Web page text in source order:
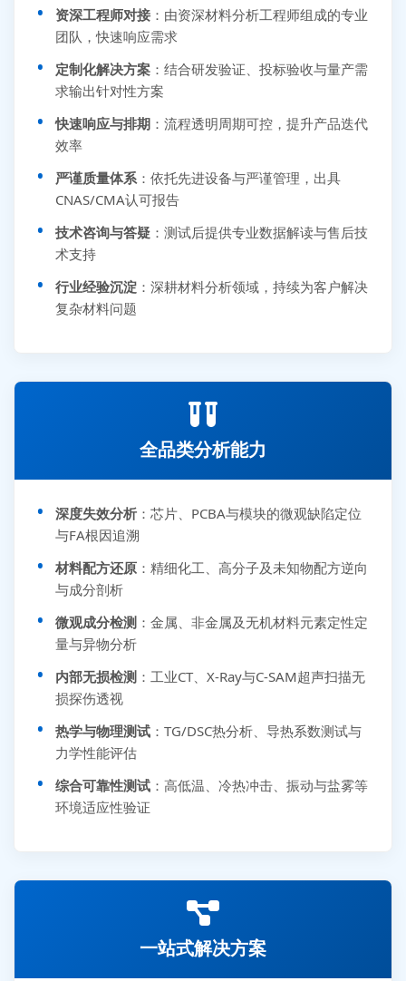
资深工程师对接 ：由资深材料分析工程师组成的专业
团队，快速响应需求
定制化解决方案 ：结合研发验证、投标验收与量产需
求输出针对性方案
快速响应与排期 ：流程透明周期可控，提升产品迭代
效率
严谨质量体系：依托先进设备与严谨管理，出具
CNAS/CMA认可报告
技术咨询与答疑 ：测试后提供专业数据解读与售后技
术支持
行业经验沉淀 ：深耕材料分析领域，持续为客户解决
复杂材料问题
全品类分析能力
深度失效分析 ：芯片、PCBA与模块的微观缺陷定位
与FA根因追溯
材料配方还原 ：精细化工、高分子及未知物配方逆向
与成分剖析
微观成分检测 ：金属、非金属及无机材料元素定性定
量与异物分析
内部无损检测 ：工业CT、X-Ray与C-SAM超声扫描无
损探伤透视
热学与物理测试 ：TG/DSC热分析、导热系数测试与
力学性能评估
综合可靠性测试 ：高低温、冷热冲击、振动与盐雾等
环境适应性验证
一站式解决方案